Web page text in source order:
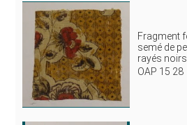
Fragment
semé de
rayés noirs
OAP 15 28